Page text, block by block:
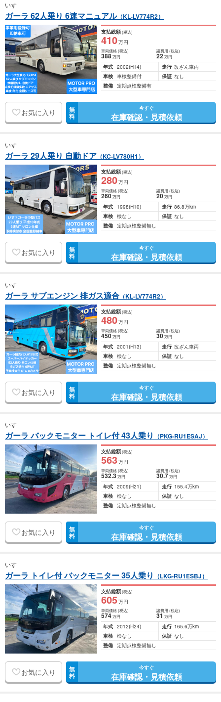
いすゞ
ガーラ 62人乗り 6速マニュアル（KL-LV774R2）
支払総額(税込)
410万円
車両価格(税込)
388万円
諸費用 (税込)
22 万円
年式 2002(H14) 走行 改ざん車両
車検 車検整備付 保証 なし
整備 定期点検整備有
お気に入り 無
料
今すぐ
在庫確認・見積依頼
いすゞ
ガーラ 29人乗り 自動ドア （KC-LV780H1）
支払総額(税込)
280万円
車両価格(税込)
260万円
諸費用 (税込)
20 万円
年式 1998(H10) 走行 86.8万km
車検 検なし 保証 なし
整備 定期点検整備無し
お気に入り 無
料
今すぐ
在庫確認・見積依頼
いすゞ
ガーラ サブエンジン 排ガス適合 （KL-LV774R2）
支払総額(税込)
480万円
車両価格(税込)
450万円
諸費用 (税込)
30 万円
年式 2001(H13) 走行 改ざん車両
車検 検なし 保証 なし
整備 定期点検整備無し
お気に入り 無
料
今すぐ
在庫確認・見積依頼
いすゞ
ガーラ バックモニター トイレ付 43人乗り （PKG-RU1ESAJ）
支払総額(税込)
563万円
車両価格(税込)
532.3万円
諸費用 (税込)
30.7 万円
年式 2009(H21) 走行 155.4万km
車検 検なし 保証 なし
整備 定期点検整備無し
お気に入り 無
料
今すぐ
在庫確認・見積依頼
いすゞ
ガーラ トイレ付 バックモニター 35人乗り （LKG-RU1ESBJ）
支払総額(税込)
605万円
車両価格(税込)
574万円
諸費用 (税込)
31 万円
年式 2012(H24) 走行 165.6万km
車検 検なし 保証 なし
整備 定期点検整備無し
お気に入り 無
料
今すぐ
在庫確認・見積依頼